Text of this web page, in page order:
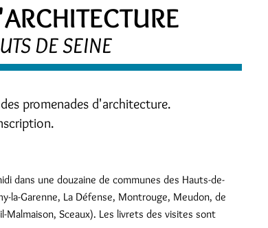
DE SEINE
promenades d'architecture.
dans une douzaine de communes des Hauts-de-
la-Garenne, La Défense, Montrouge, Meudon, de
Malmaison, Sceaux). Les livrets des visites sont